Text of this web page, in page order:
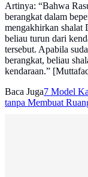
Artinya: “Bahwa
berangkat dalam
mengakhirkan shalat
beliau turun dari
tersebut. Apabila
berangkat, beliau
kendaraan.”
Baca Juga7 Model
tanpa Membuat